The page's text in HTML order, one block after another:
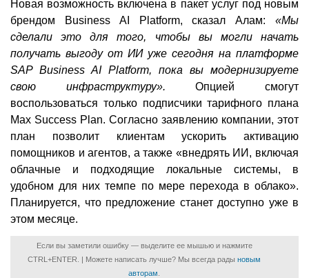
Новая возможность включена в пакет услуг под новым
брендом Business AI Platform, сказал Алам: «Мы
сделали это для того, чтобы вы могли начать
получать выгоду от ИИ уже сегодня на платформе
SAP Business AI Platform, пока вы модернизируете
свою инфраструктуру».Опцией смогут
воспользоваться только подписчики тарифного плана
Max Success Plan. Согласно заявлению компании, этот
план позволит клиентам ускорить активацию
помощников и агентов, а также «внедрять ИИ, включая
облачные и подходящие локальные системы, в
удобном для них темпе по мере перехода в облако».
Планируется, что предложение станет доступно уже в
этом месяце.
Если вы заметили ошибку — выделите ее мышью и нажмите
CTRL+ENTER. | Можете написать лучше? Мы всегда рады новым
авторам